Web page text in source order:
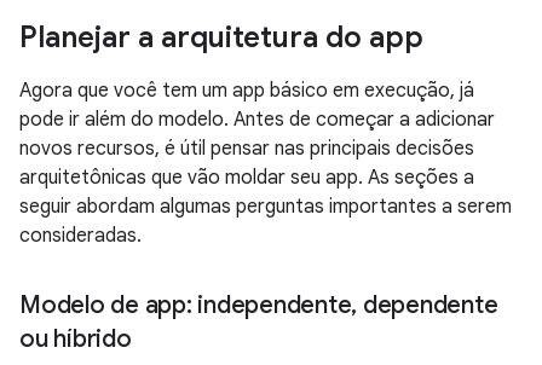
Planejar a arquitetura do app
Agora que você tem um app básico em execução, já
pode ir além do modelo. Antes de começar a adicionar
novos recursos, é útil pensar nas principais decisões
arquitetônicas que vão moldar seu app. As seções a
seguir abordam algumas perguntas importantes a serem
consideradas.
Modelo de app: independente, dependente
ou híbrido